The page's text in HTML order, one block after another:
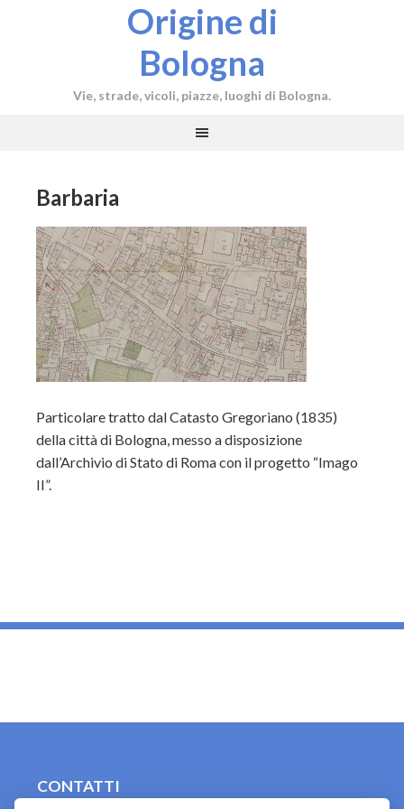
Origine di
Bologna
Vie, strade, vicoli, piazze, luoghi di Bologna.
Barbaria
Particolare tratto dal Catasto Gregoriano (1835)
della città di Bologna, messo a disposizione
dall’Archivio di Stato di Roma con il progetto “Imago
II”.
CONTATTI